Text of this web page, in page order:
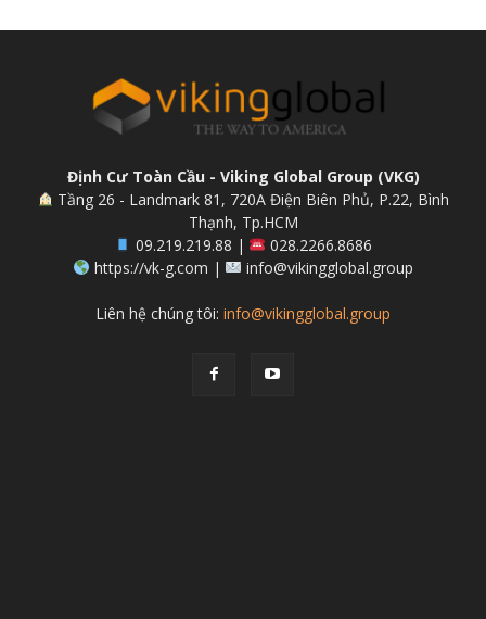
Định Cư Toàn Cầu - Viking Global Group (VKG)
Tầng 26 - Landmark 81, 720A Điện Biên Phủ, P.22, Bình
Thạnh, Tp.HCM
09.219.219.88 |
028.2266.8686
https://vk-g.com |
info@vikingglobal.group
Liên hệ chúng tôi: info@vikingglobal.group